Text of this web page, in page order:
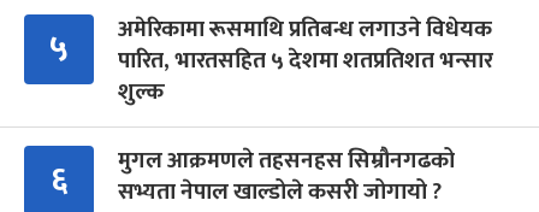
५
अमेरिकामा रूसमाथि प्रतिबन्ध लगाउने विधेयक
पारित, भारतसहित ५ देशमा शतप्रतिशत भन्सार
शुल्क
६
मुगल आक्रमणले तहसनहस सिम्रौनगढको
सभ्यता नेपाल खाल्डोले कसरी जोगायो ?